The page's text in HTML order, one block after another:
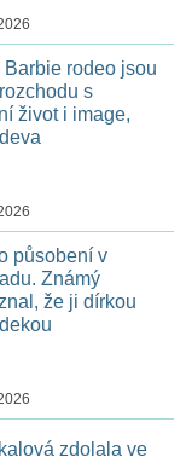
rodeo jsou
s
život i image,
působení v
Známý
že ji dírkou
zdolala ve